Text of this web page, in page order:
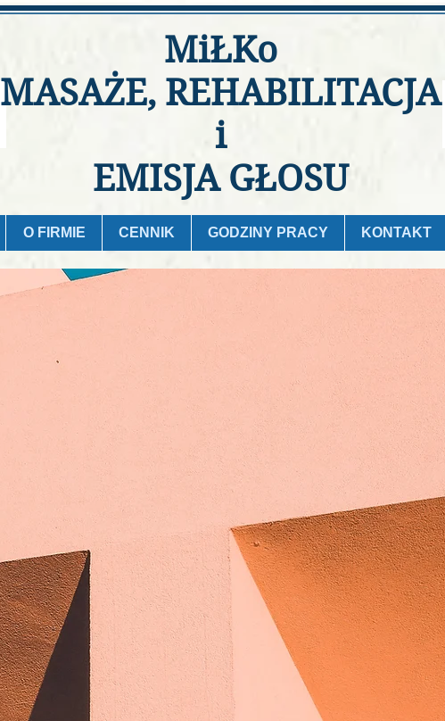
MiŁKo
MASAŻE, REHABILITACJA
i
EMISJA GŁOSU
O FIRMIE CENNIK GODZINY PRACY KONTAKT